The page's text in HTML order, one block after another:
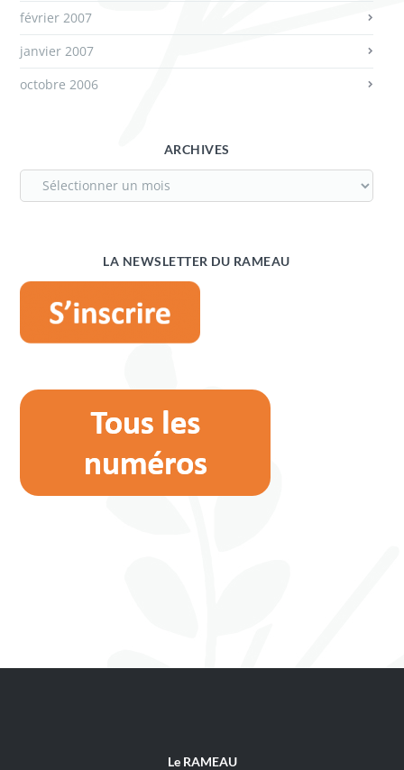
février 2007
janvier 2007
octobre 2006
ARCHIVES
LA NEWSLETTER DU RAMEAU
Le RAMEAU